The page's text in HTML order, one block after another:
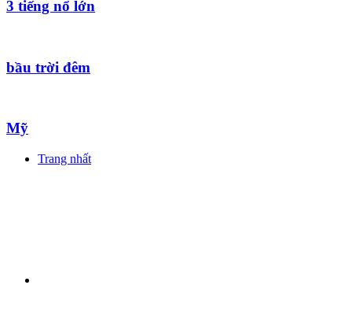
3 tiếng nổ lớn
bầu trời đêm
Mỹ
Trang nhất